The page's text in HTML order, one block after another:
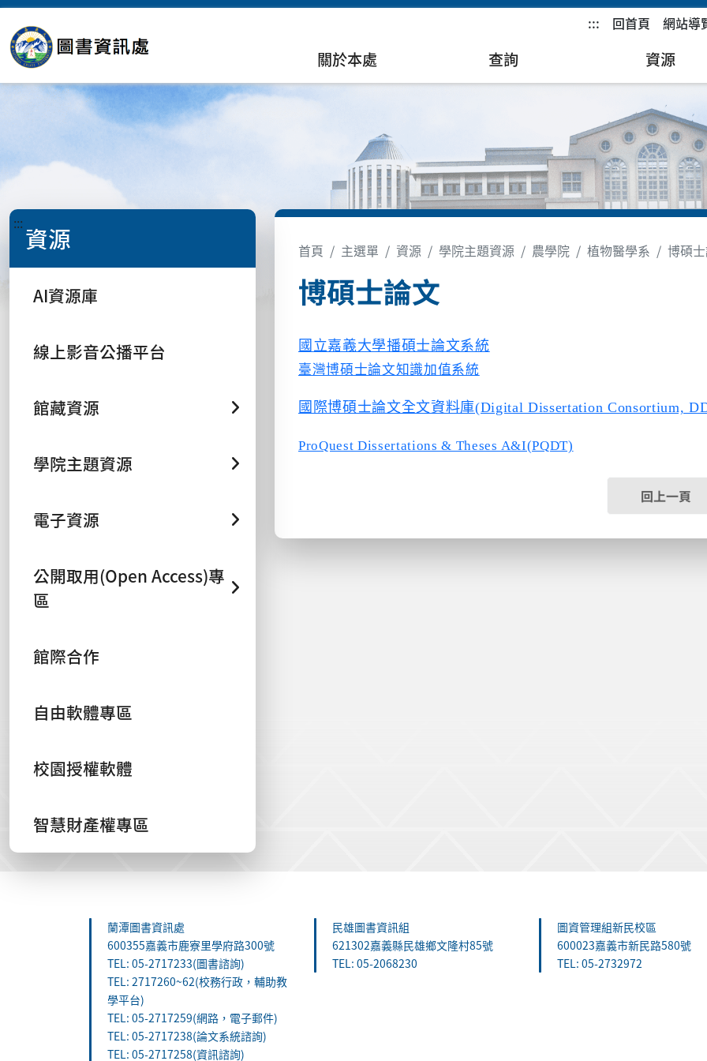
::: 回首頁 網站導
關於本處 查詢 資源
::: 資源
AI資源庫
線上影音公播平台
館藏資源
學院主題資源
電子資源
公開取用(Open Access)專
區
館際合作
自由軟體專區
校園授權軟體
智慧財產權專區
首頁 主選單 資源 學院主題資源 農學院 植物醫學系 博碩
博碩士論文
國立嘉義大學播碩士論文系統
臺灣博碩士論文知識加值系統
國際博碩士論文全文資料庫(Digital Dissertation Consortium,
ProQuest Dissertations & Theses A&I(PQDT)
回上一頁
蘭潭圖書資訊處
600355嘉義市鹿寮里學府路300號
TEL: 05-2717233(圖書諮詢)
TEL: 2717260~62(校務行政，輔助教
學平台)
TEL: 05-2717259(網路，電子郵件)
TEL: 05-2717238(論文系統諮詢)
TEL: 05-2717258(資訊諮詢)
民雄圖書資訊組
621302嘉義縣民雄鄉文隆村85號
TEL: 05-2068230
圖資管理組新民校區
600023嘉義市新民路580號
TEL: 05-2732972